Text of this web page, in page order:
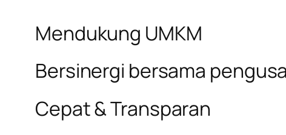
Mendukung UMKM
Bersinergi bersama
Cepat & Transparan